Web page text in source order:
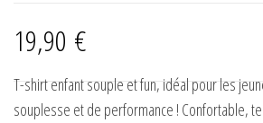
19,90 €
T-shirt enfant souple et fun, idéal pour les
souplesse et de performance ! Confortable,